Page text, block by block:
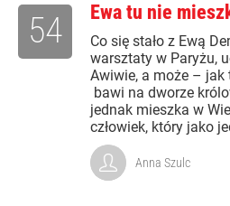
Ewa tu nie
Co się stało z Ewą
warsztaty w Paryżu,
Awiwie, a może –
bawi na dworze
jednak mieszka w
człowiek, który jako
54
Anna Szulc